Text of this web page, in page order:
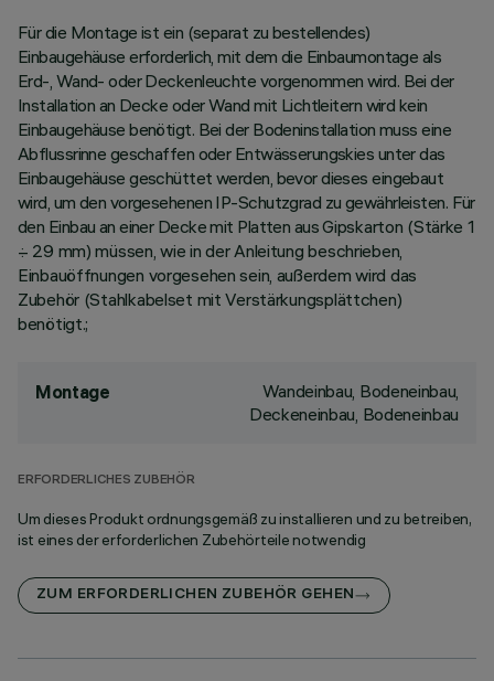
Für die Montage ist ein (separat zu bestellendes)
Einbaugehäuse erforderlich, mit dem die Einbaumontage als
Erd-, Wand- oder Deckenleuchte vorgenommen wird. Bei der
Installation an Decke oder Wand mit Lichtleitern wird kein
Einbaugehäuse benötigt. Bei der Bodeninstallation muss eine
Abflussrinne geschaffen oder Entwässerungskies unter das
Einbaugehäuse geschüttet werden, bevor dieses eingebaut
wird, um den vorgesehenen IP-Schutzgrad zu gewährleisten. Für
den Einbau an einer Decke mit Platten aus Gipskarton (Stärke 1
÷ 29 mm) müssen, wie in der Anleitung beschrieben,
Einbauöffnungen vorgesehen sein, außerdem wird das
Zubehör (Stahlkabelset mit Verstärkungsplättchen)
benötigt.;
Montage
Wandeinbau, Bodeneinbau,
Deckeneinbau, Bodeneinbau
ERFORDERLICHES ZUBEHÖR
Um dieses Produkt ordnungsgemäß zu installieren und zu betreiben,
ist eines der erforderlichen Zubehörteile notwendig
ZUM ERFORDERLICHEN ZUBEHÖR GEHEN